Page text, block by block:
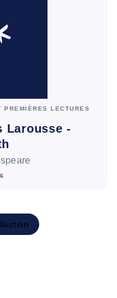
PREMIÈRES LECTURES
Larousse -